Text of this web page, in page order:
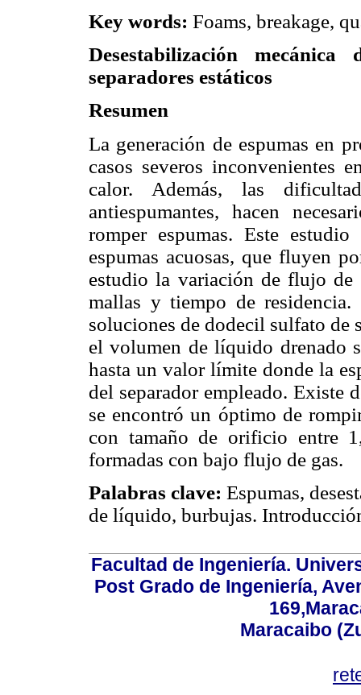
Key words: Foams, breakage,
Desestabilización
separadores estáticos
Resumen
La generación de espumas en
casos severos inconvenientes
calor. Además, las
antiespumantes, hacen
romper espumas. Este
espumas acuosas, que fluyen
estudio la variación de flujo de
mallas y tiempo de residencia.
soluciones de dodecil sulfato de
el volumen de líquido drenado
hasta un valor límite donde la
del separador empleado. Existe
se encontró un óptimo de
con tamaño de orificio entre
formadas con bajo flujo de gas.
Palabras clave: Espumas,
de líquido, burbujas.
Facultad de Ingeniería.
Post Grado de Ingeniería,
Maracaibo